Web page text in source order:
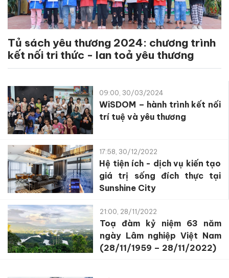
Tủ sách yêu thương 2024: chương trình
kết nối tri thức - lan toả yêu thương
09:00, 30/03/2024
WiSDOM – hành trình kết nối
trí tuệ và yêu thương
17:58, 30/12/2022
Hệ tiện ích - dịch vụ kiến tạo
giá trị sống đích thực tại
Sunshine City
21:00, 28/11/2022
Toạ đàm kỷ niệm 63 năm
ngày Lâm nghiệp Việt Nam
(28/11/1959 – 28/11/2022)